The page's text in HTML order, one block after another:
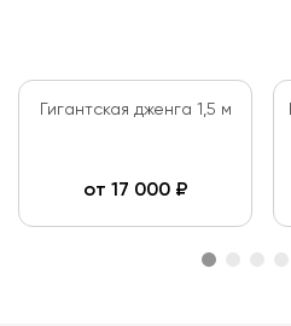
Гигантская дженга 1,5 м
от 17 000₽